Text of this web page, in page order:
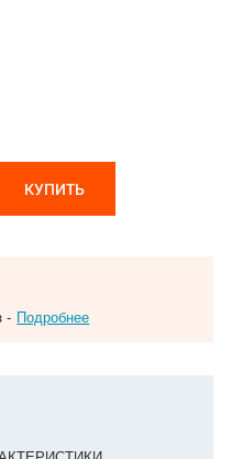
КУПИТЬ
- Подробнее